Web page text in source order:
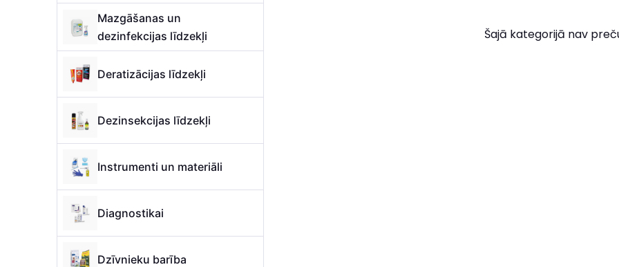
Mazgāšanas un
dezinfekcijas līdzekļi
Deratizācijas līdzekļi
Dezinsekcijas līdzekļi
Instrumenti un materiāli
Diagnostikai
Dzīvnieku barība
Šajā kategorijā nav